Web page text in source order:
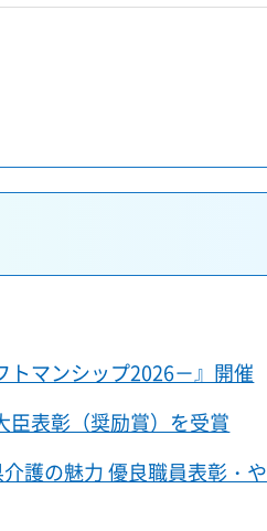
マンシップ2026－』開催
表彰（奨励賞）を受賞
護の魅力 優良職員表彰・や